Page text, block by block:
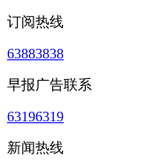
订阅热线
63883838
早报广告联系
63196319
新闻热线